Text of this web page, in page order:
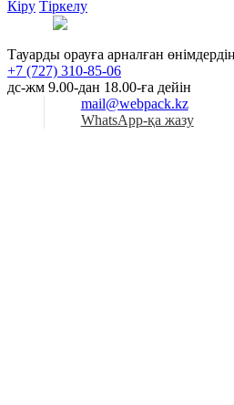
Кіру Тіркелу
Тауарды орауға арналған
+7 (727) 310-85-06
дс-жм 9.00-дан 18.00-ға дейін
mail@webpack.kz
WhatsApp-қа жазу